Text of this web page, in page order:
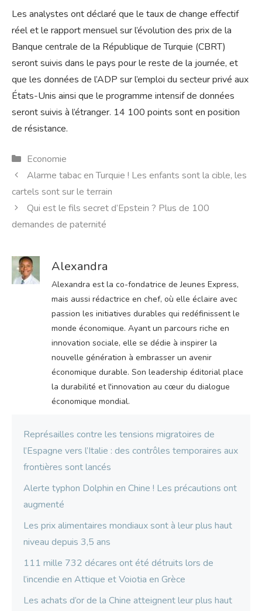
Les analystes ont déclaré que le taux de change effectif
réel et le rapport mensuel sur l’évolution des prix de la
Banque centrale de la République de Turquie (CBRT)
seront suivis dans le pays pour le reste de la journée, et
que les données de l’ADP sur l’emploi du secteur privé aux
États-Unis ainsi que le programme intensif de données
seront suivis à l’étranger. 14 100 points sont en position
de résistance.
Catégories
Economie
Alarme tabac en Turquie ! Les enfants sont la cible, les
cartels sont sur le terrain
Qui est le fils secret d’Epstein ? Plus de 100
demandes de paternité
Alexandra
Alexandra est la co-fondatrice de Jeunes Express,
mais aussi rédactrice en chef, où elle éclaire avec
passion les initiatives durables qui redéfinissent le
monde économique. Ayant un parcours riche en
innovation sociale, elle se dédie à inspirer la
nouvelle génération à embrasser un avenir
économique durable. Son leadership éditorial place
la durabilité et l'innovation au cœur du dialogue
économique mondial.
Représailles contre les tensions migratoires de
l’Espagne vers l’Italie : des contrôles temporaires aux
frontières sont lancés
Alerte typhon Dolphin en Chine ! Les précautions ont
augmenté
Les prix alimentaires mondiaux sont à leur plus haut
niveau depuis 3,5 ans
111 mille 732 décares ont été détruits lors de
l’incendie en Attique et Voiotia en Grèce
Les achats d’or de la Chine atteignent leur plus haut